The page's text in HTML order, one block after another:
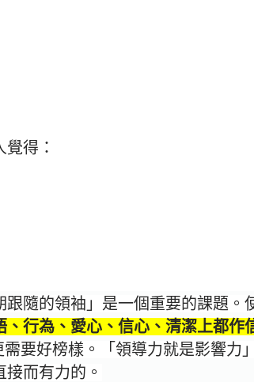
得：
隨的領袖」是一個重要的課題。
、行為、愛心、信心、清潔上都作
要好榜樣。「領導力就是影響力
而有力的。